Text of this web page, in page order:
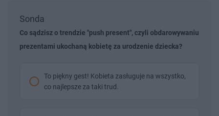
Sonda
Co sądzisz o trendzie "push present", czyli obdarowywaniu
prezentami ukochaną kobietę za urodzenie dziecka?
To piękny gest! Kobieta zasługuje na wszystko,
co najlepsze za taki trud.